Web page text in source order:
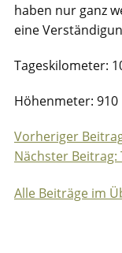
haben nur ganz
eine
Tageskilometer:
Höhenmeter: 910
Vorheriger
Nächster Beitrag:
Alle Beiträge im